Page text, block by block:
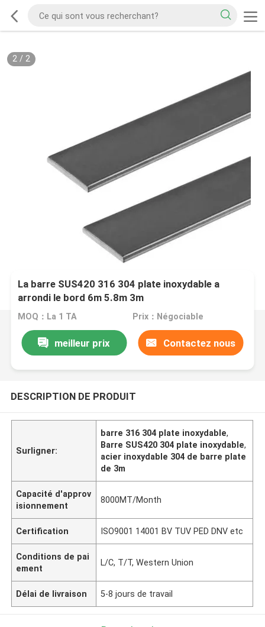
2/ 2
La barre SUS420 316 304 plate inoxydable a
arrondi le bord 6m 5.8m 3m
MOQ：La 1 TA Prix：Négociable
meilleur prix Contactez nous
DESCRIPTION DE PRODUIT
Surligner:
barre 316 304 plate inoxydable,
Barre SUS420 304 plate inoxydable,
acier inoxydable 304 de barre plate
de 3m
Capacité d'approv
isionnement
8000MT/Month
Certification ISO9001 14001 BV TUV PED DNV etc
Conditions de pai
ement
L/C, T/T, Western Union
Délai de livraison 5-8 jours de travail